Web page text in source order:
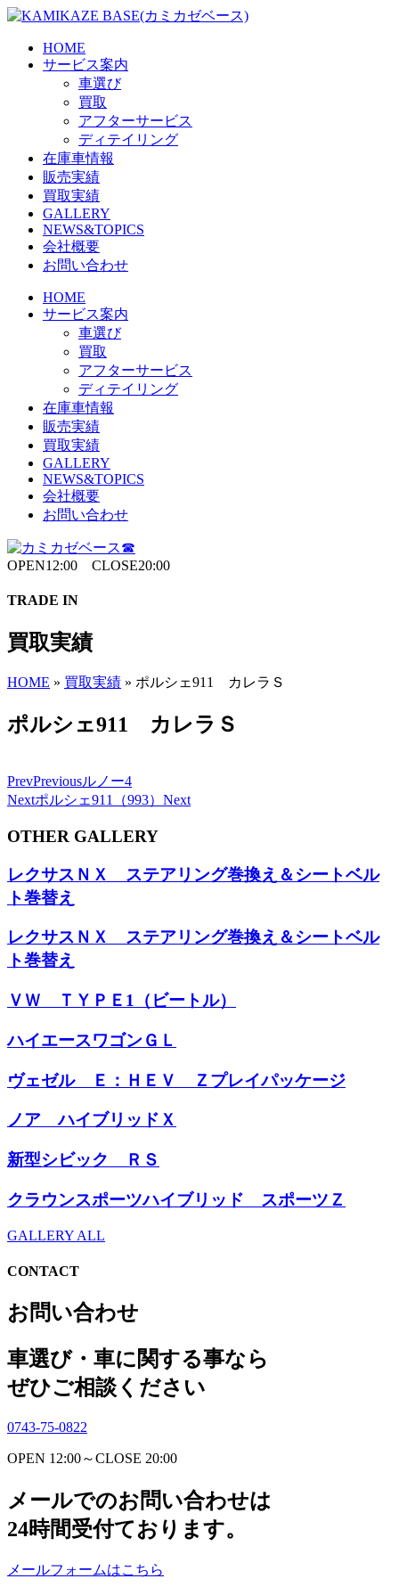
Skip
content
HOME
サービス案内
車選び
買取
アフターサービス
ディテイリング
在庫車情報
販売実績
買取実績
GALLERY
NEWS&TOPICS
会社概要
お問い合わせ
HOME
サービス案内
車選び
買取
アフターサービス
ディテイリング
在庫車情報
販売実績
買取実績
GALLERY
NEWS&TOPICS
会社概要
お問い合わせ
OPEN12:00 CLOSE20:00
TRADE IN
買取実績
HOME » 買取実績 » ポルシェ911 カレラＳ
ポルシェ911 カレラＳ
PrevPreviousルノー4
Nextポルシェ911（993） Next
OTHER GALLERY
レクサスＮＸ ステアリング巻換え＆シートベル
ト巻替え
レクサスＮＸ ステアリング巻換え＆シートベル
ト巻替え
ＶＷ ＴＹＰＥ1（ビートル）
ハイエースワゴンＧＬ
ヴェゼル Ｅ：ＨＥＶ Ｚプレイパッケージ
ノア ハイブリッドＸ
新型シビック ＲＳ
クラウンスポーツハイブリッド スポーツＺ
GALLERY ALL
CONTACT
お問い合わせ
車選び・車に関する事なら
ぜひご相談ください
0743-75-0822
OPEN 12:00～CLOSE 20:00
メールでのお問い合わせは
24時間受付ております。
メールフォームはこちら